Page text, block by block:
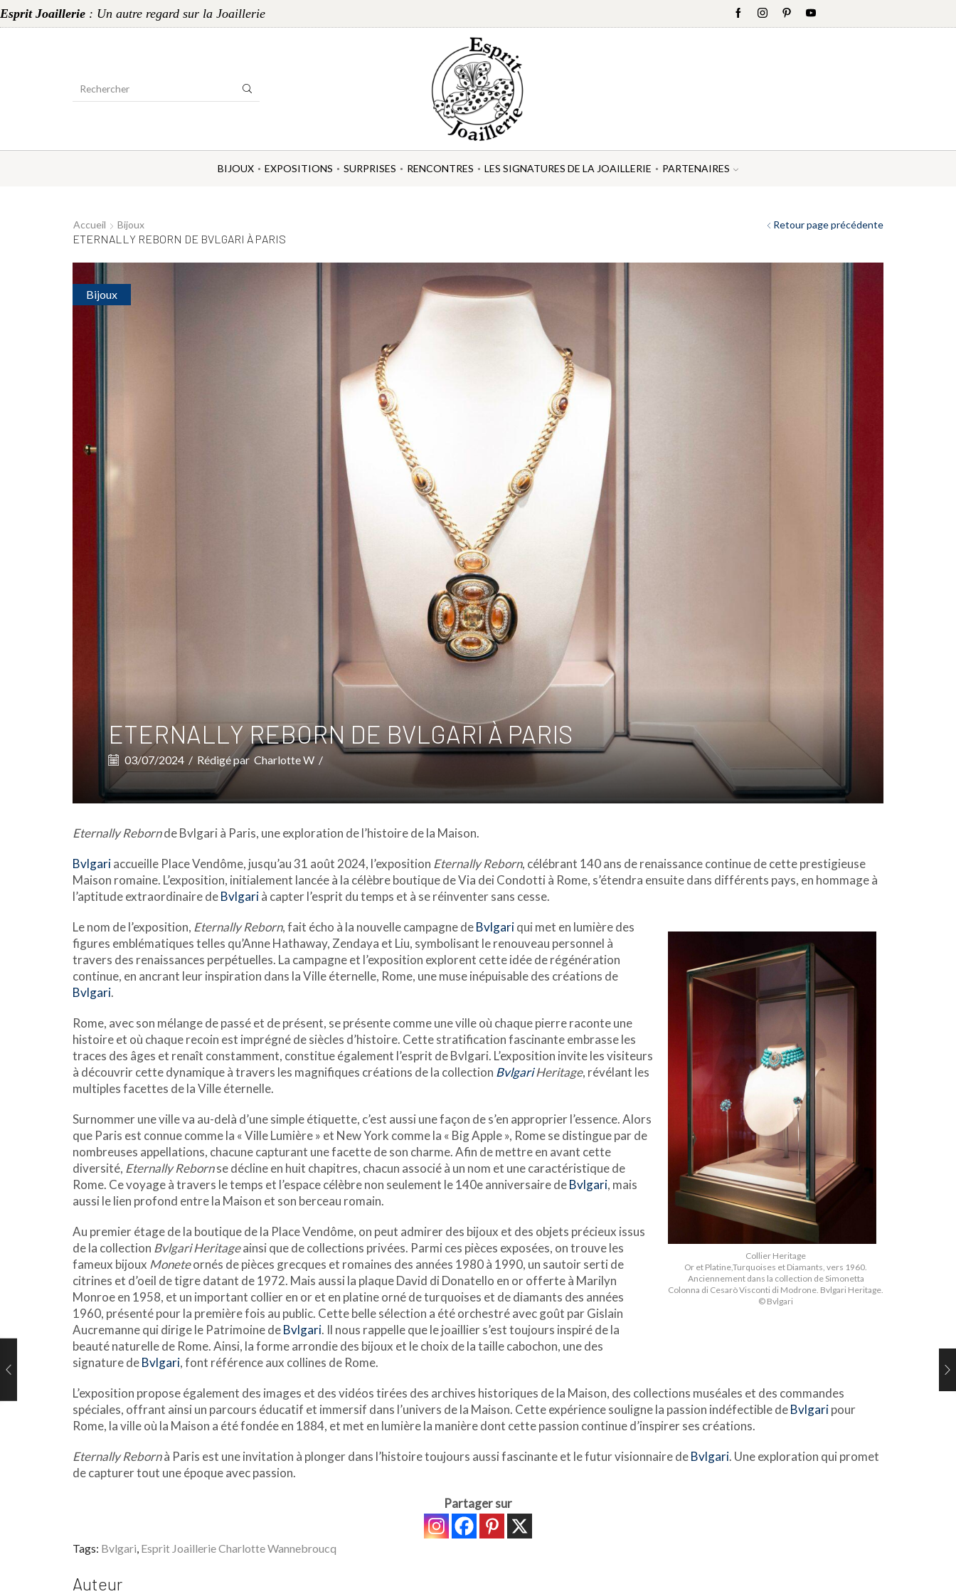
Esprit Joaillerie : Un autre regard sur la Joaillerie
BIJOUX EXPOSITIONS SURPRISES RENCONTRES LES SIGNATURES DE LA JOAILLERIE PARTENAIRES
Retour page précédente
Accueil Bijoux
ETERNALLY REBORN DE BVLGARI À PARIS
Bijoux
ETERNALLY REBORN DE BVLGARI À PARIS
03/07/2024 / Rédigé par Charlotte W /
Eternally Rebornde Bvlgari à Paris, une exploration de l’histoire de la Maison.
Bvlgariaccueille Place Vendôme, jusqu’au 31 août 2024, l’exposition Eternally Reborn, célébrant 140 ans de renaissance continue de cette prestigieuse
Maison romaine. L’exposition, initialement lancée à la célèbre boutique de Via dei Condotti à Rome, s’étendra ensuite dans différents pays, en hommage à
l’aptitude extraordinaire deBvlgarià capter l’esprit du temps et à se réinventer sans cesse.
Collier Heritage
Or et Platine,Turquoises et Diamants, vers 1960.
Anciennement dans la collection de Simonetta
Colonna di Cesarò Visconti di Modrone. Bvlgari Heritage.
© Bvlgari
Le nom de l’exposition, Eternally Reborn, fait écho à la nouvelle campagne deBvlgariqui met en lumière des
figures emblématiques telles qu’Anne Hathaway, Zendaya et Liu, symbolisant le renouveau personnel à
travers des renaissances perpétuelles. La campagne et l’exposition explorent cette idée de régénération
continue, en ancrant leur inspiration dans la Ville éternelle, Rome, une muse inépuisable des créations de
Bvlgari.
Rome, avec son mélange de passé et de présent, se présente comme une ville où chaque pierre raconte une
histoire et où chaque recoin est imprégné de siècles d’histoire. Cette stratification fascinante embrasse les
traces des âges et renaît constamment, constitue également l’esprit de Bvlgari. L’exposition invite les visiteurs
à découvrir cette dynamique à travers les magnifiques créations de la collection BvlgariHeritage, révélant les
multiples facettes de la Ville éternelle.
Surnommer une ville va au-delà d’une simple étiquette, c’est aussi une façon de s’en approprier l’essence. Alors
que Paris est connue comme la « Ville Lumière » et New York comme la « Big Apple », Rome se distingue par de
nombreuses appellations, chacune capturant une facette de son charme. Afin de mettre en avant cette
diversité, Eternally Rebornse décline en huit chapitres, chacun associé à un nom et une caractéristique de
Rome. Ce voyage à travers le temps et l’espace célèbre non seulement le 140e anniversaire deBvlgari, mais
aussi le lien profond entre la Maison et son berceau romain.
Au premier étage de la boutique de la Place Vendôme, on peut admirer des bijoux et des objets précieux issus
de la collection Bvlgari Heritageainsi que de collections privées. Parmi ces pièces exposées, on trouve les
fameux bijoux Moneteornés de pièces grecques et romaines des années 1980 à 1990, un sautoir serti de
citrines et d’oeil de tigre datant de 1972. Mais aussi la plaque David di Donatello en or offerte à Marilyn
Monroe en 1958, et un important collier en or et en platine orné de turquoises et de diamants des années
1960, présenté pour la première fois au public. Cette belle sélection a été orchestré avec goût par Gislain
Aucremanne qui dirige le Patrimoine deBvlgari. Il nous rappelle que le joaillier s’est toujours inspiré de la
beauté naturelle de Rome. Ainsi, la forme arrondie des bijoux et le choix de la taille cabochon, une des
signature deBvlgari, font référence aux collines de Rome.
L’exposition propose également des images et des vidéos tirées des archives historiques de la Maison, des collections muséales et des commandes
spéciales, offrant ainsi un parcours éducatif et immersif dans l’univers de la Maison. Cette expérience souligne la passion indéfectible deBvlgaripour
Rome, la ville où la Maison a été fondée en 1884, et met en lumière la manière dont cette passion continue d’inspirer ses créations.
Eternally Rebornà Paris est une invitation à plonger dans l’histoire toujours aussi fascinante et le futur visionnaire deBvlgari. Une exploration qui promet
de capturer tout une époque avec passion.
Partager sur
Tags: Bvlgari, Esprit Joaillerie Charlotte Wannebroucq
Auteur